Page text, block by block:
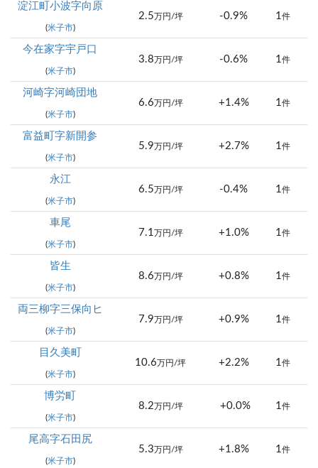
淀江町小波字向原
(米子市)
2.5 万円/坪 -0.9% 1件
今在家字宇戸口
(米子市)
3.8 万円/坪 -0.6% 1件
河崎字河崎団地
(米子市)
6.6 万円/坪 +1.4% 1件
富益町字新開参
(米子市)
5.9 万円/坪 +2.7% 1件
永江
(米子市)
6.5 万円/坪 -0.4% 1件
車尾
(米子市)
7.1 万円/坪 +1.0% 1件
皆生
(米子市)
8.6 万円/坪 +0.8% 1件
両三柳字三保向ヒ
(米子市)
7.9 万円/坪 +0.9% 1件
目久美町
(米子市)
10.6 万円/坪 +2.2% 1件
博労町
(米子市)
8.2 万円/坪 +0.0% 1件
尾高字石田尻
(米子市)
5.3 万円/坪 +1.8% 1件